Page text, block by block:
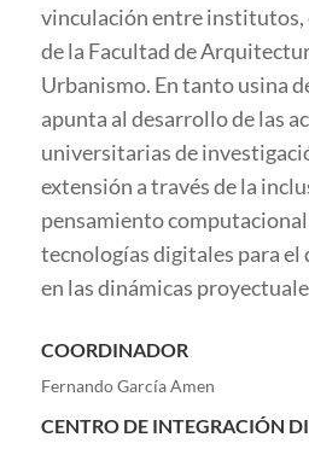
vinculación entre institutos,
de la Facultad de
Urbanismo. En tanto usina
apunta al desarrollo de las
universitarias de
extensión a través de la
pensamiento
tecnologías digitales para el
en las dinámicas
COORDINADOR
Fernando García Amen
CENTRO DE INTEGRACIÓN